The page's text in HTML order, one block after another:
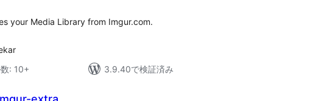
your Media Library from Imgur.com.
: 10+
3.9.40で検証済み